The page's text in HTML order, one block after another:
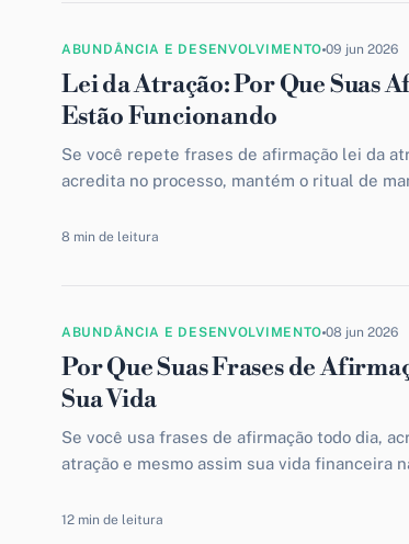
ABUNDÂNCIA E DESENVOLVIMENTO 09 jun 2026
Lei da Atração: Por Que Suas
Estão Funcionando
Se você repete frases de afirmação lei da
acredita no processo, mantém o ritual de
8 min de leitura
ABUNDÂNCIA E DESENVOLVIMENTO 08 jun 2026
Por Que Suas Frases de
Sua Vida
Se você usa frases de afirmação todo dia,
atração e mesmo assim sua vida financeira
12 min de leitura